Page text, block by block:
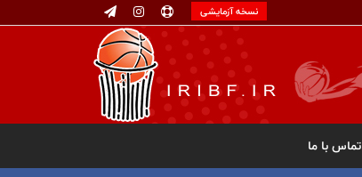
نسخه آزمایشی
تماس با ما